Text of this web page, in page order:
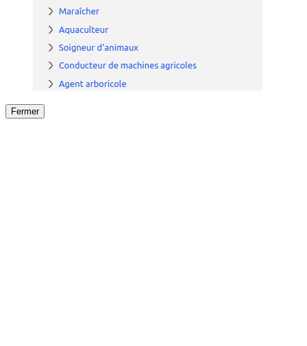
Fermer